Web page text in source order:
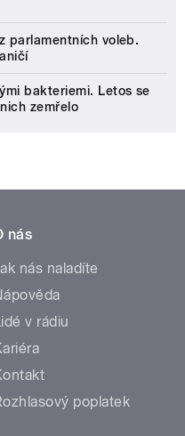
parlamentních voleb.
bakteriemi. Letos se
zemřelo
nás
nás naladíte
v rádiu
poplatek